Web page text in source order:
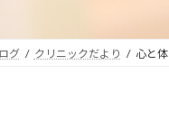
グ クリニックだより 心と